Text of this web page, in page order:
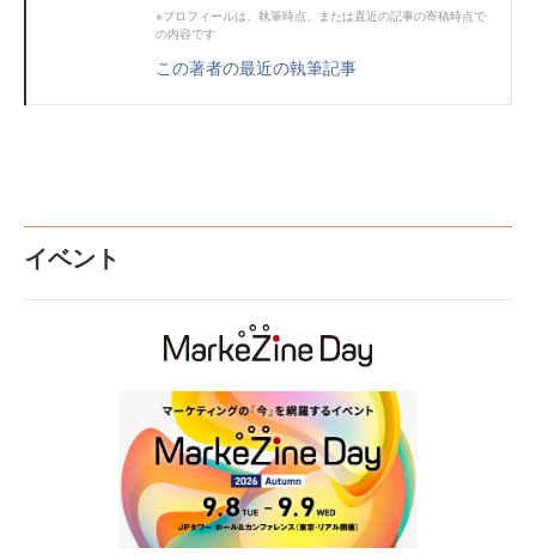
※プロフィールは、執筆時点、または直近の記事の寄稿時点で
の内容です
この著者の最近の執筆記事
イベント